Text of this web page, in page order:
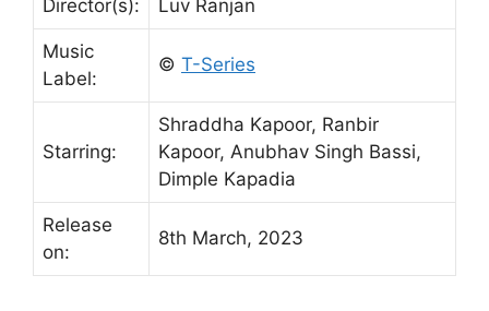
Director(s): Luv Ranjan
Music
Label:
© T-Series
Starring:
Shraddha Kapoor, Ranbir
Kapoor, Anubhav Singh Bassi,
Dimple Kapadia
Release
on:
8th March, 2023